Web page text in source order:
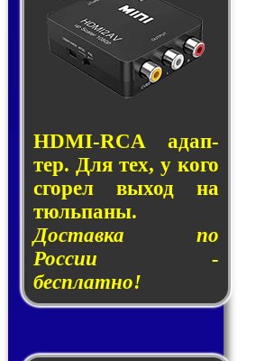
HDMI-RCA адап­
тер. Для тех, у кого
сго­рел вы­ход на
тюль­па­ны.
Доставка по
России -
бесплатно!